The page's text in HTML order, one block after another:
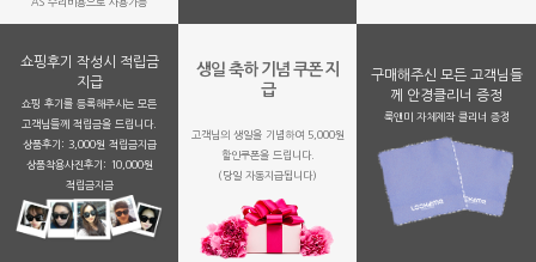
쇼핑후기 작성시 적립금
지급
쇼핑 후기를 등록해주시는 모든
고객님들께 적립금을 드립니다.
상품후기: 3,000원 적립금지급
상품착용사진후기: 10,000원
적립금지금
생일 축하 기념 쿠폰 지
급
고객님의 생일을 기념하여 5,000원
할인쿠폰을 드립니다.
(당일 자동지급됩니다)
구매해주신 모든 고객님들
께 안경클리너 증정
룩앤미 자체제작 클리너 증정